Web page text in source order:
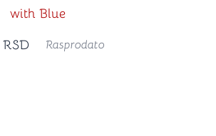
with Blue
RSD Rasprodato